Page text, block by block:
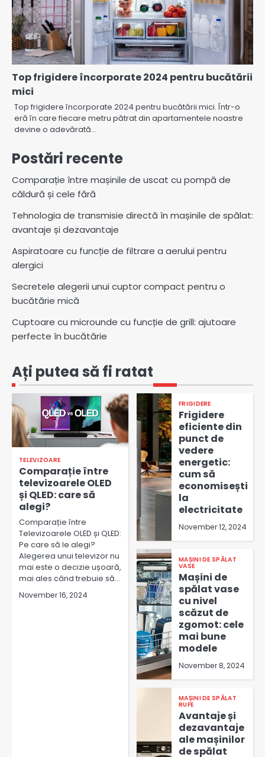
Top frigidere încorporate 2024 pentru bucătării
mici
Top frigidere încorporate 2024 pentru bucătării mici. Într-o
eră în care fiecare metru pătrat din apartamentele noastre
devine o adevărată…
Postări recente
Comparație între mașinile de uscat cu pompă de
căldură și cele fără
Tehnologia de transmisie directă în mașinile de spălat:
avantaje și dezavantaje
Aspiratoare cu funcție de filtrare a aerului pentru
alergici
Secretele alegerii unui cuptor compact pentru o
bucătărie mică
Cuptoare cu microunde cu funcție de grill: ajutoare
perfecte în bucătărie
Ați putea să fi ratat
TELEVIZOARE
Comparație între
televizoarele OLED
și QLED: care să
alegi?
Comparație între
Televizoarele OLED și QLED:
Pe care să le alegi?
Alegerea unui televizor nu
mai este o decizie ușoară,
mai ales când trebuie să…
November 16, 2024
FRIGIDERE
Frigidere
eficiente din
punct de
vedere
energetic:
cum să
economisești
la
electricitate
November 12, 2024
MAȘINI DE SPĂLAT
VASE
Mașini de
spălat vase
cu nivel
scăzut de
zgomot: cele
mai bune
modele
November 8, 2024
MAȘINI DE SPĂLAT
RUFE
Avantaje și
dezavantaje
ale mașinilor
de spălat